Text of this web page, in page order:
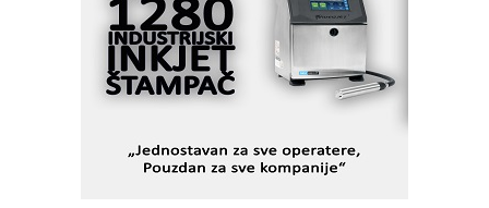
KIP KOP – napredna rešenja za
savremene industrijske i logističke
objekte
Alba d.o.o. – 35 godina preciznosti u
IBeRTIM - oprema za ispitivanje